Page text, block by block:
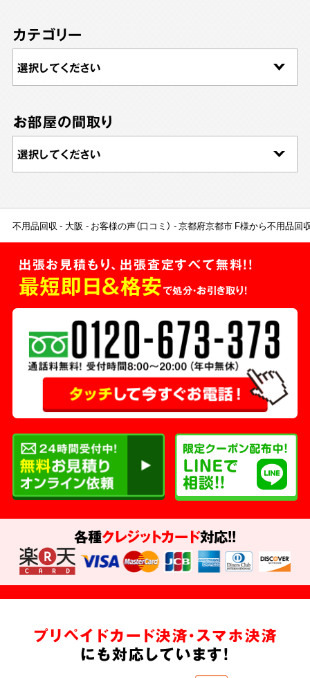
カテゴリー
お部屋の間取り
不用品回収 大阪 お客様の声（口コミ） 京都府京都市 F様から不用品回
出張お見積もり、出張査定すべて無料!!
最短即日＆格安で処分・お引き取り！
各種クレジットカード対応!!
プリペイドカード決済・スマホ決済
にも対応しています!